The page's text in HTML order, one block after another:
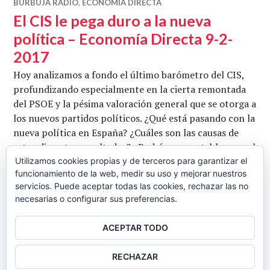
BURBUJA RADIO, ECONOMÍA DIRECTA
El CIS le pega duro a la nueva
política – Economía Directa 9-2-
2017
Hoy analizamos a fondo el último barómetro del CIS,
profundizando especialmente en la cierta remontada
del PSOE y la pésima valoración general que se otorga a
los nuevos partidos políticos. ¿Qué está pasando con la
nueva política en España? ¿Cuáles son las causas de
estos discretos resultados? ¿Podría ser rentable para el
PP adelantar elecciones? También analizamos la
evolución de los bonos, que están comenzando …
Seguir leyendoEl CIS le pega duro a la nueva política
BARRA
LATERAL
Utilizamos cookies propias y de terceros para garantizar el
funcionamiento de la web, medir su uso y mejorar nuestros
servicios. Puede aceptar todas las cookies, rechazar las no
necesarias o configurar sus preferencias.
ACEPTAR TODO
RECHAZAR